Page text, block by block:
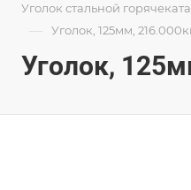
Уголок стальной
— Уголок, 125мм,
Уголок,